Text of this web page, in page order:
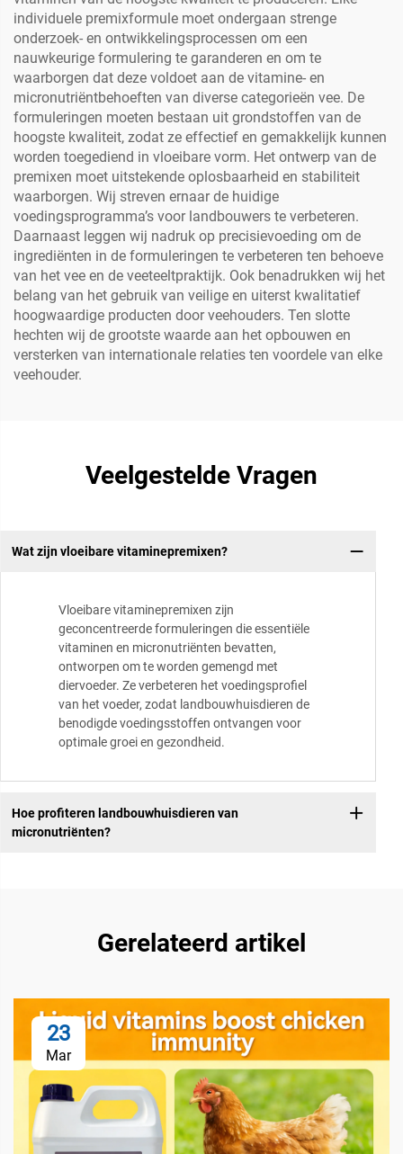
individuele premixformule moet ondergaan strenge
onderzoek- en ontwikkelingsprocessen om een
nauwkeurige formulering te garanderen en om te
waarborgen dat deze voldoet aan de vitamine- en
micronutriëntbehoeften van diverse categorieën vee. De
formuleringen moeten bestaan uit grondstoffen van de
hoogste kwaliteit, zodat ze effectief en gemakkelijk kunnen
worden toegediend in vloeibare vorm. Het ontwerp van de
premixen moet uitstekende oplosbaarheid en stabiliteit
waarborgen. Wij streven ernaar de huidige
voedingsprogramma’s voor landbouwers te verbeteren.
Daarnaast leggen wij nadruk op precisievoeding om de
ingrediënten in de formuleringen te verbeteren ten behoeve
van het vee en de veeteeltpraktijk. Ook benadrukken wij het
belang van het gebruik van veilige en uiterst kwalitatief
hoogwaardige producten door veehouders. Ten slotte
hechten wij de grootste waarde aan het opbouwen en
versterken van internationale relaties ten voordele van elke
veehouder.
Veelgestelde Vragen
Wat zijn vloeibare vitaminepremixen?
Vloeibare vitaminepremixen zijn
geconcentreerde formuleringen die essentiële
vitaminen en micronutriënten bevatten,
ontworpen om te worden gemengd met
diervoeder. Ze verbeteren het voedingsprofiel
van het voeder, zodat landbouwhuisdieren de
benodigde voedingsstoffen ontvangen voor
optimale groei en gezondheid.
Hoe profiteren landbouwhuisdieren van
micronutriënten?
Gerelateerd artikel
23
Mar